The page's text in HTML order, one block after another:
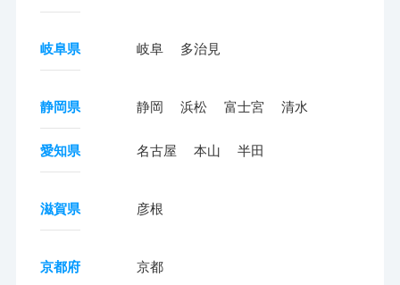
岐阜県 岐阜 多治見
静岡県 静岡 浜松 富士宮 清水
愛知県 名古屋 本山 半田
滋賀県 彦根
京都府 京都